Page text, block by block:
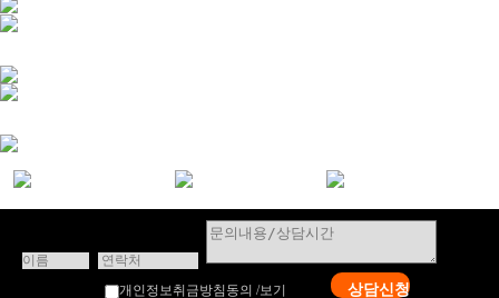
개인정보취금방침동의 /보기 상담신청